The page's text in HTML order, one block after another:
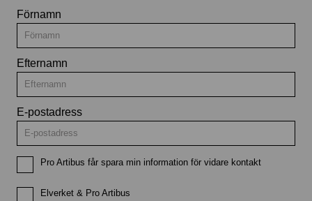
Förnamn
Efternamn
E-postadress
Pro Artibus får spara min information för vidare kontakt
Elverket & Pro Artibus